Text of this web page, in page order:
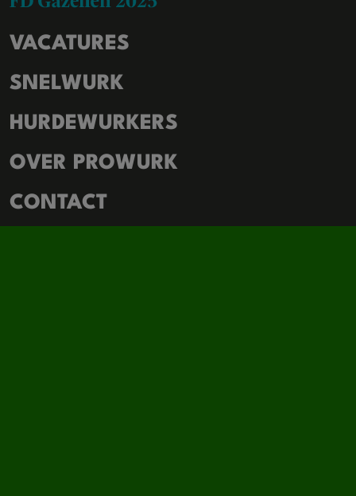
VACATURES
SNELWURK
HURDEWURKERS
OVER PROWURK
CONTACT